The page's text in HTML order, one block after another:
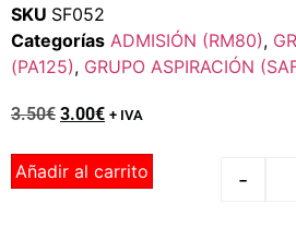
SKU SF052
Categorías ADMISIÓN (RM80),
(PA125), GRUPO ASPIRACIÓN
3.50€ 3.00€ + IVA
-
Añadir al carrito